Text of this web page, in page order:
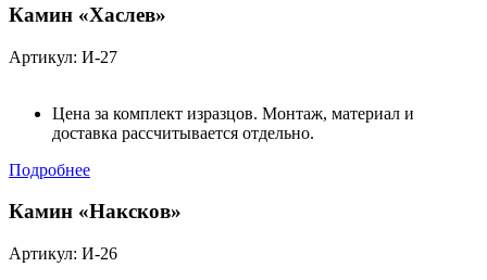
Камин «Хаслев»
Артикул: И-27
Цена за комплект изразцов. Монтаж, материал и
доставка рассчитывается отдельно.
Подробнее
Камин «Наксков»
Артикул: И-26